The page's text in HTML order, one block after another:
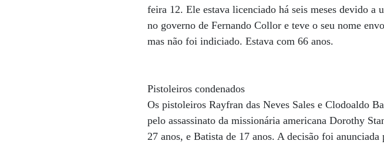
feira 12. Ele estava licenciado há seis meses devido
no governo de Fernando Collor e teve o seu nome
mas não foi indiciado. Estava com 66 anos.
Pistoleiros condenados
Os pistoleiros Rayfran das Neves Sales e Clodoaldo
pelo assassinato da missionária americana Dorothy
27 anos, e Batista de 17 anos. A decisão foi